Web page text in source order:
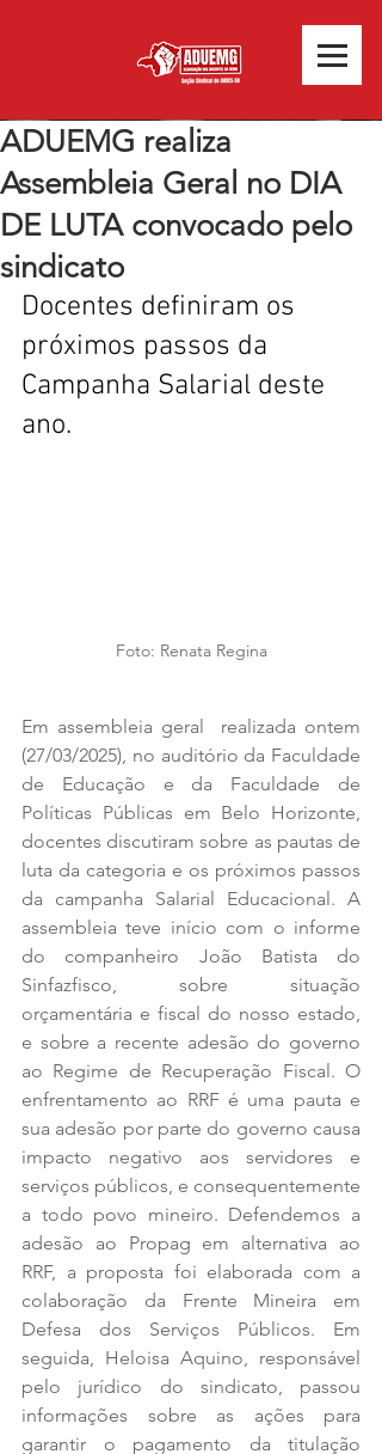
ADUEMG realiza
Assembleia Geral no DIA
DE LUTA convocado pelo
sindicato
Docentes definiram os
próximos passos da
Campanha Salarial deste
ano.
Foto: Renata Regina
Em assembleia geral  realizada ontem
(27/03/2025), no auditório da Faculdade
de Educação e da Faculdade de
Políticas Públicas em Belo Horizonte,
docentes discutiram sobre as pautas de
luta da categoria e os próximos passos
da campanha Salarial Educacional. A
assembleia teve início com o informe
do companheiro João Batista do
Sinfazfisco, sobre situação
orçamentária e fiscal do nosso estado,
e sobre a recente adesão do governo
ao Regime de Recuperação Fiscal. O
enfrentamento ao RRF é uma pauta e
sua adesão por parte do governo causa
impacto negativo aos servidores e
serviços públicos, e consequentemente
a todo povo mineiro. Defendemos a
adesão ao Propag em alternativa ao
RRF, a proposta foi elaborada com a
colaboração da Frente Mineira em
Defesa dos Serviços Públicos. Em
seguida, Heloisa Aquino, responsável
pelo jurídico do sindicato, passou
informações sobre as ações para
garantir o pagamento da titulação